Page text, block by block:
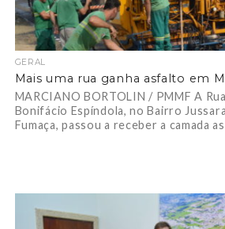
GERAL
Mais uma rua ganha asfalto em
MARCIANO BORTOLIN / PMMF A
Bonifácio Espíndola, no Bairro
Fumaça, passou a receber a camada